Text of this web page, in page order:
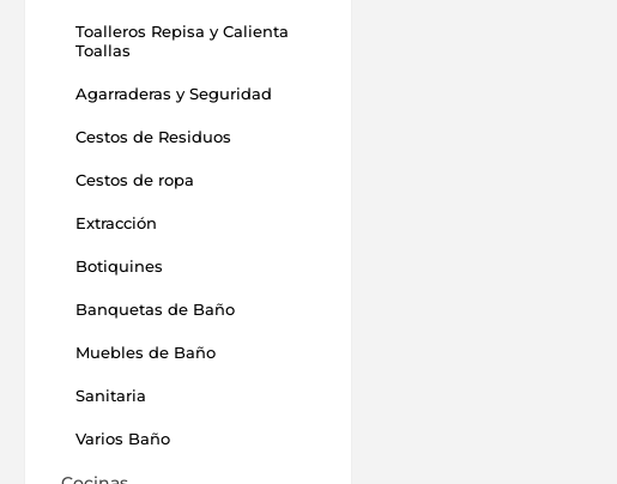
Toalleros Repisa y Calienta
Toallas
Agarraderas y Seguridad
Cestos de Residuos
Cestos de ropa
Extracción
Botiquines
Banquetas de Baño
Muebles de Baño
Sanitaria
Varios Baño